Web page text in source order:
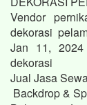
Vendor
dekorasi
Jan 11, 2024
dekorasi
Jual Jasa
Backdrop &